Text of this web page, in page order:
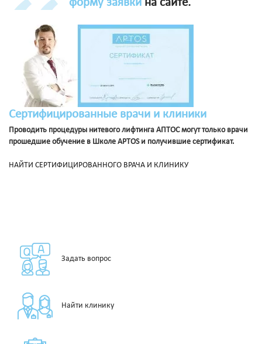
Сертифицированные врачи и клиники
Проводить процедуры нитевого лифтинга АПТОС могут только врачи
прошедшие обучение в Школе APTOS и получившие сертификат.
НАЙТИ СЕРТИФИЦИРОВАННОГО ВРАЧА И КЛИНИКУ
Задать вопрос
Найти клинику